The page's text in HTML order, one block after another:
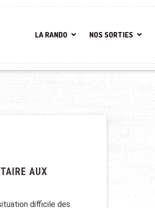
LA RANDO NOS SORTIES
AUX
difficile des